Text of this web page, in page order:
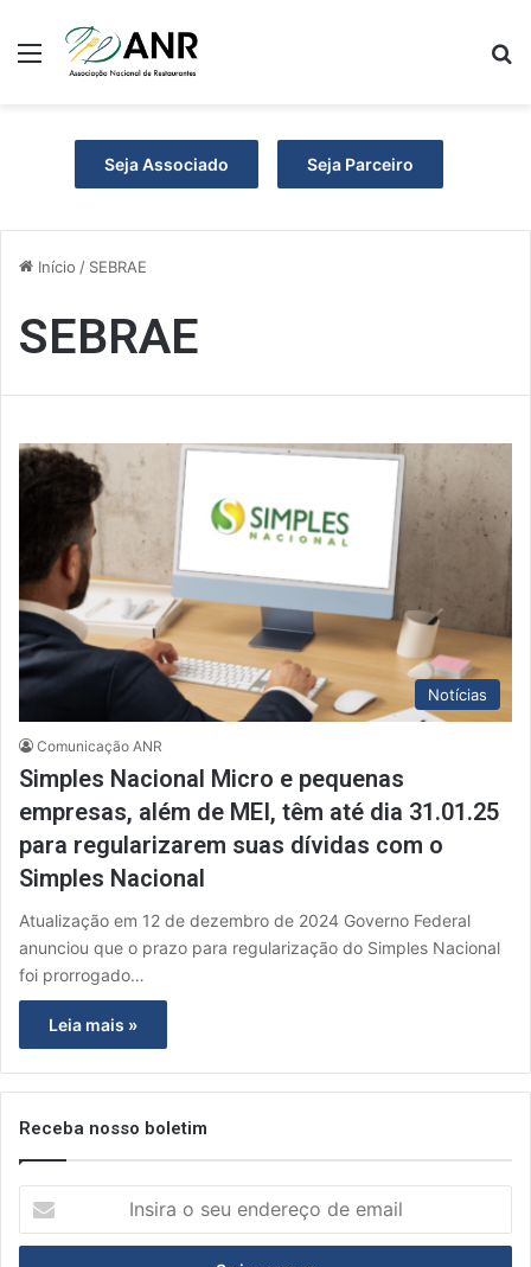
Menu
Seja Associado Seja Parceiro
Início / SEBRAE
SEBRAE
Notícias
Comunicação ANR
Simples Nacional Micro e pequenas
empresas, além de MEI, têm até dia 31.01.25
para regularizarem suas dívidas com o
Simples Nacional
Atualização em 12 de dezembro de 2024 Governo Federal
anunciou que o prazo para regularização do Simples Nacional
foi prorrogado…
Leia mais »
Receba nosso boletim
s